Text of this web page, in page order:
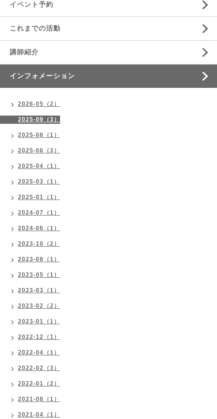
イベント予約
これまでの活動
講師紹介
インフォメーション
2026-05（2）
2025-09（3）
2025-08（1）
2025-06（3）
2025-04（1）
2025-03（1）
2025-01（1）
2024-07（1）
2024-06（1）
2023-10（2）
2023-08（1）
2023-05（1）
2023-03（1）
2023-02（2）
2023-01（1）
2022-12（1）
2022-04（1）
2022-02（3）
2022-01（2）
2021-08（1）
2021-04（1）